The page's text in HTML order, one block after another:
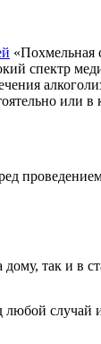
«Похмельная
спектр
или
так и в
любой случай